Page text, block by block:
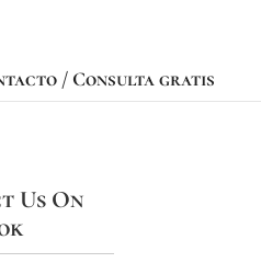
/ Consulta gratis
Us On